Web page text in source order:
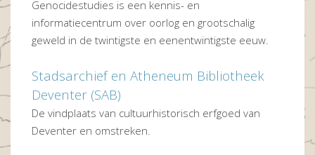
Genocidestudies is een kennis- en
informatiecentrum over oorlog en grootschalig
geweld in de twintigste en eenentwintigste eeuw.
Stadsarchief en Atheneum Bibliotheek
Deventer (SAB)
De vindplaats van cultuurhistorisch erfgoed van
Deventer en omstreken.